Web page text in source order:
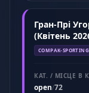
Гран-Прі
(Квітень
COMPAK-SPORTING
КАТ. / МІСЦЕ В
open/72